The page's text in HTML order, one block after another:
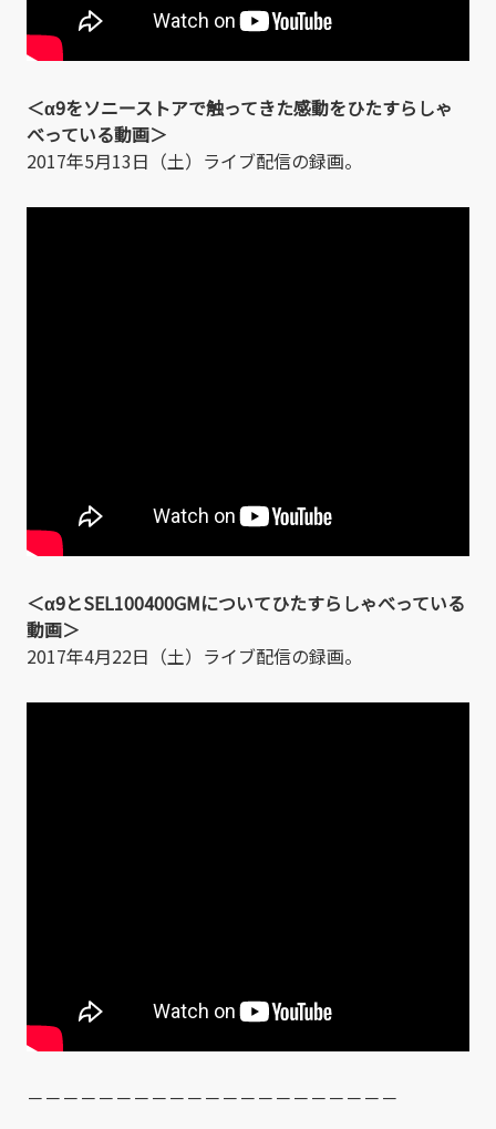
＜α9をソニーストアで触ってきた感動をひたすらしゃ
べっている動画＞
2017年5月13日（土）ライブ配信の録画。
＜α9とSEL100400GMについてひたすらしゃべっている
動画＞
2017年4月22日（土）ライブ配信の録画。
－－－－－－－－－－－－－－－－－－－－－